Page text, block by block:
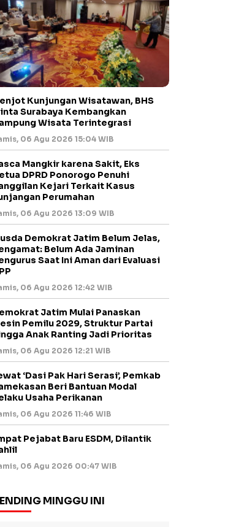
Kunjungan Wisatawan, BHS
Surabaya Kembangkan
Wisata Terintegrasi
06 Agu 2026 15:04 WIB
Mangkir karena Sakit, Eks
DPRD Ponorogo Penuhi
Kejari Terkait Kasus
Perumahan
06 Agu 2026 13:09 WIB
Demokrat Jatim Belum Jelas,
Belum Ada Jaminan
Saat Ini Aman dari Evaluasi
06 Agu 2026 12:42 WIB
Jatim Mulai Panaskan
Pemilu 2029, Struktur Partai
Anak Ranting Jadi Prioritas
06 Agu 2026 12:21 WIB
‘Dasi Pak Hari Serasi’, Pemkab
Beri Bantuan Modal
Usaha Perikanan
06 Agu 2026 11:46 WIB
Pejabat Baru ESDM, Dilantik
06 Agu 2026 00:47 WIB
MINGGU INI